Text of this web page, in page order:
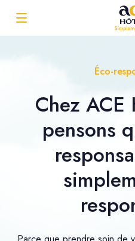
Éco-
Chez
pensons